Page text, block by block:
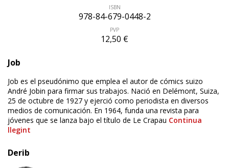
ISBN
978-84-679-0448-2
PVP
12,50 €
Job
Job es el pseudónimo que emplea el autor de cómics suizo
André Jobin para firmar sus trabajos. Nació en Delémont, Suiza,
25 de octubre de 1927 y ejerció como periodista en diversos
medios de comunicación. En 1964, funda una revista para
jóvenes que se lanza bajo el título de Le Crapau Continua
llegint
Derib